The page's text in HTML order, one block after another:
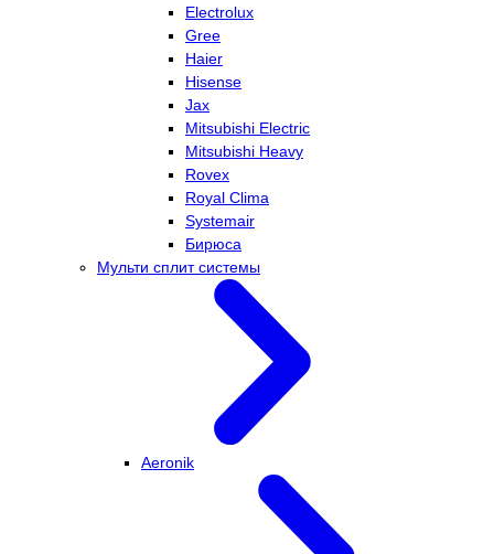
Electrolux
Gree
Haier
Hisense
Jax
Mitsubishi Electric
Mitsubishi Heavy
Rovex
Royal Clima
Systemair
Бирюса
Мульти сплит системы
Aeronik